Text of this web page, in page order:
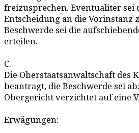
freizusprechen. Eventualiter sei
Entscheidung an die Vorinstanz
Beschwerde sei die
erteilen.
C.
Die Oberstaatsanwaltschaft des
beantragt, die Beschwerde sei
Obergericht verzichtet auf eine
Erwägungen: